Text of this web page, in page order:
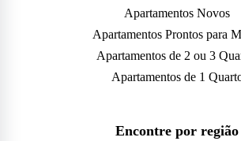
Apartamentos Novos
Apartamentos Prontos para
Apartamentos de 2 ou 3
Apartamentos de 1
Encontre por região